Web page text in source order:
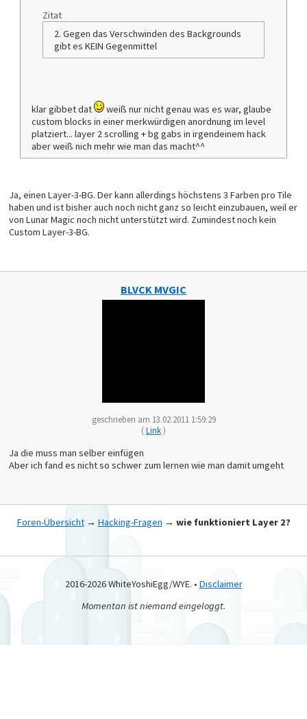
Zitat
2. Gegen das Verschwinden des Backgrounds
gibt es KEIN Gegenmittel
klar gibbet dat
weiß nur nicht genau was es war, glaube
custom blocks in einer merkwürdigen anordnung im level
platziert... layer 2 scrolling + bg gabs in irgendeinem hack
aber weiß nich mehr wie man das macht^^
Ja, einen Layer-3-BG. Der kann allerdings höchstens 3 Farben pro Tile
haben und ist bisher auch noch nicht ganz so leicht einzubauen, weil er
von Lunar Magic noch nicht unterstützt wird. Zumindest noch kein
Custom Layer-3-BG.
BLVCK MVGIC
geschrieben am 13.02.2011 1:59:29
(Link)
Ja die muss man selber einfügen
Aber ich fand es nicht so schwer zum lernen wie man damit umgeht
Foren-Übersicht→ Hacking-Fragen → wie funktioniert Layer 2?
2016-2026 WhiteYoshiEgg/WYE. • Disclaimer
Momentan ist niemand eingeloggt.